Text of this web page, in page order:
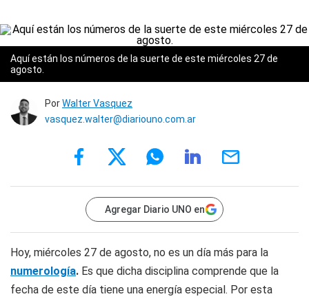
Aquí están los números de la suerte de este miércoles 27 de
agosto.
PorWalter Vasquez
vasquez.walter@diariouno.com.ar
Agregar Diario UNO en
Hoy, miércoles 27 de agosto, no es un día más para la
numerología. Es que dicha disciplina comprende que la
fecha de este día tiene una energía especial. Por esta